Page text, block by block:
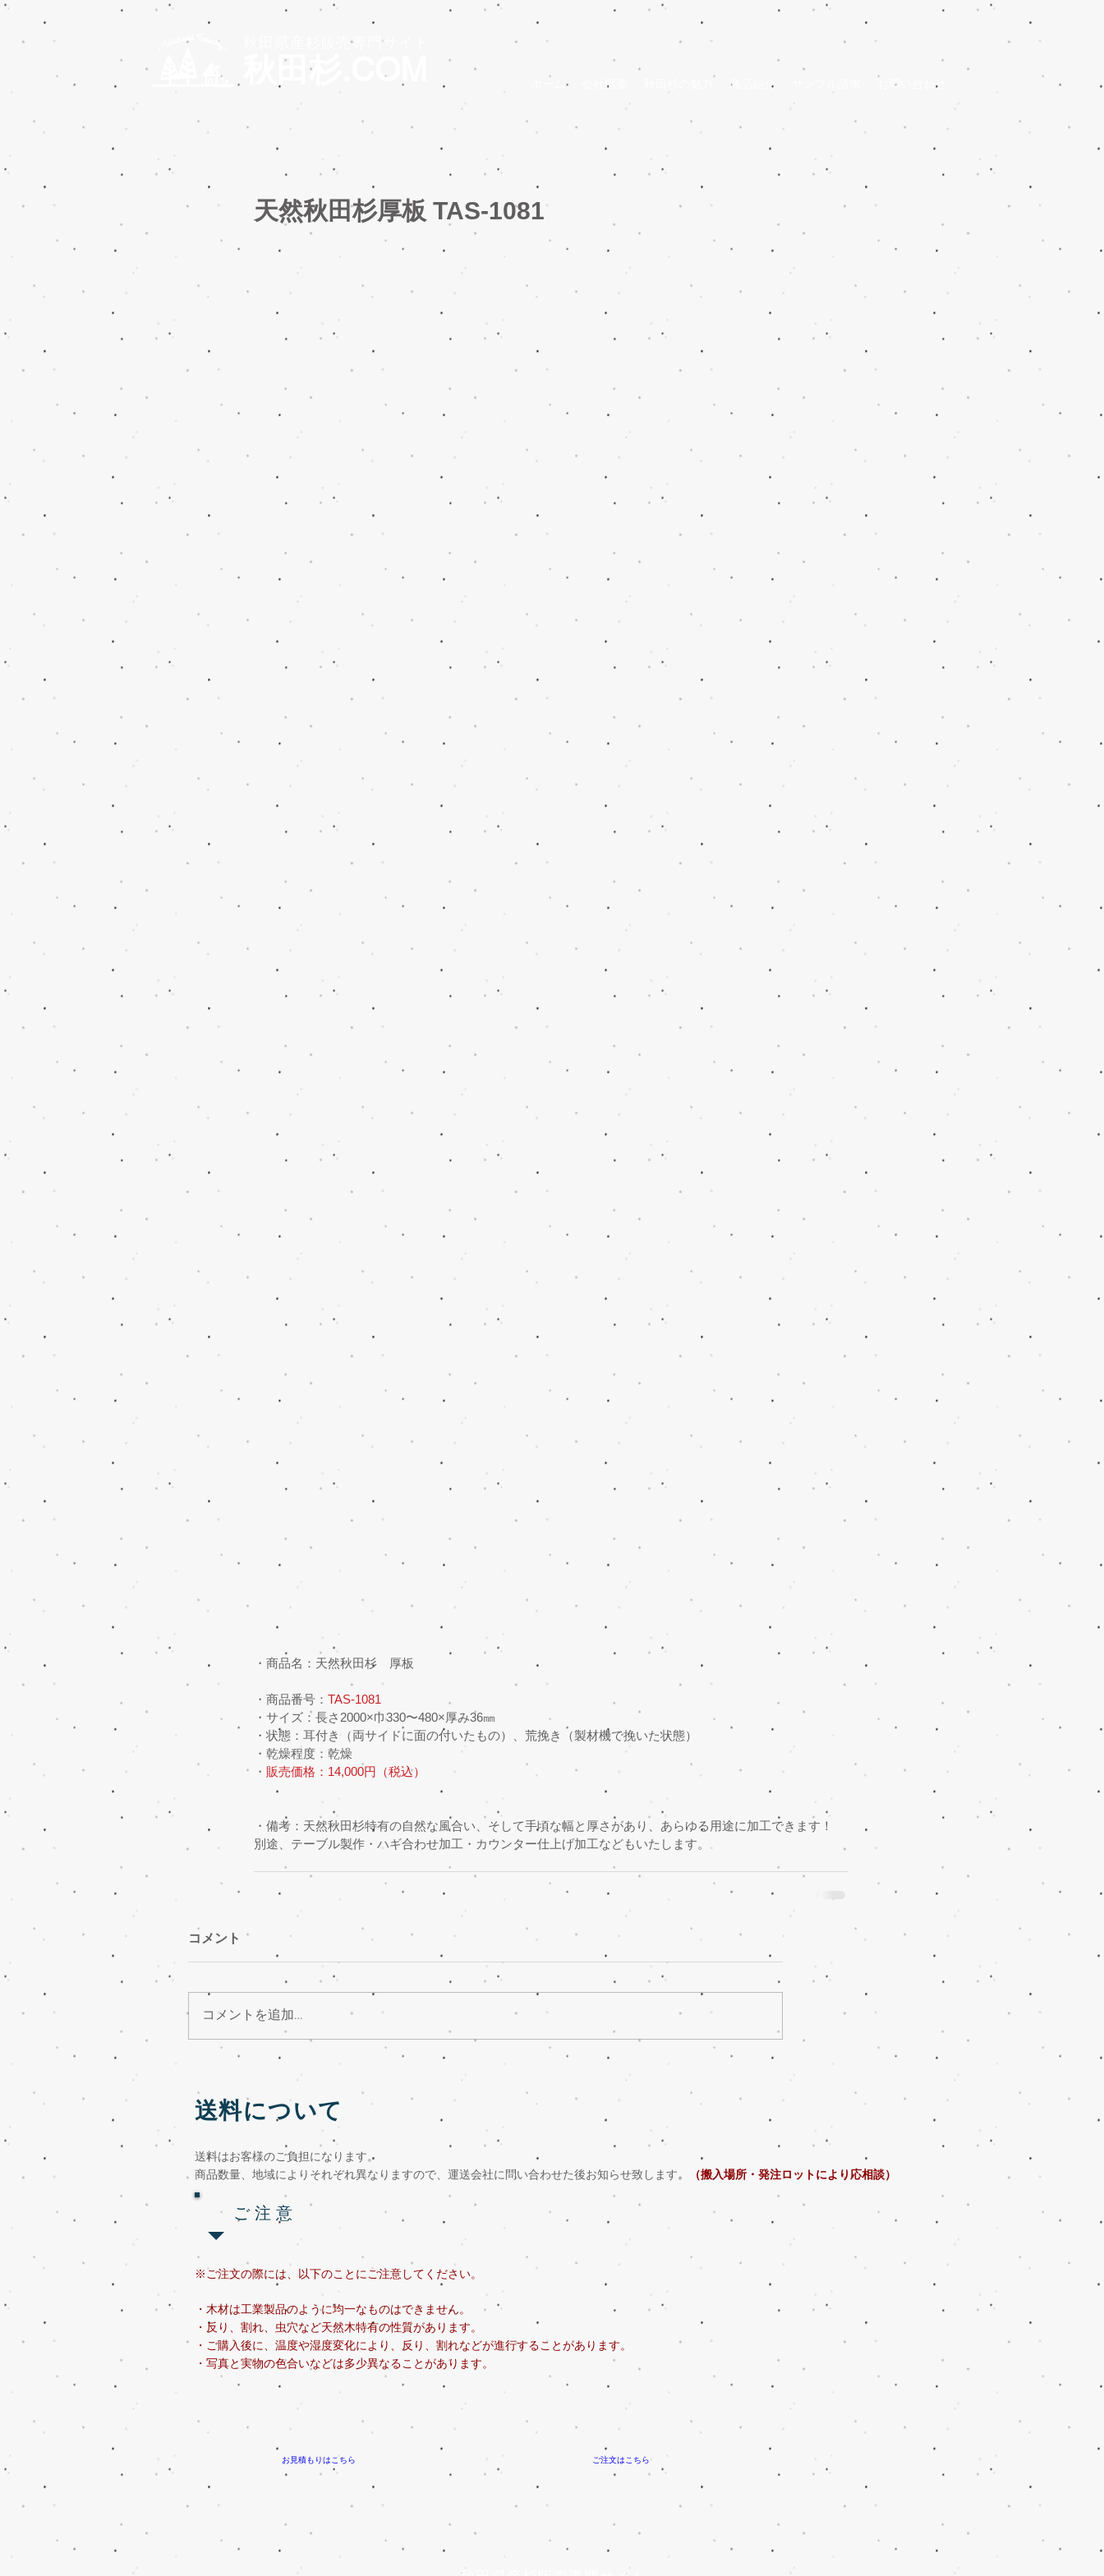
会社概要 商品紹介 お問い合わせ
秋田杉.COM
秋田県産杉販売専門サイト
天然秋田杉厚板 TAS-1081
・商品名：天然秋田杉　厚板
・商品番号： TAS-1081
・サイズ：長さ2000×巾330〜480×厚み36㎜
・状態：耳付き（両サイドに面の付いたもの）、荒挽き（製材機で挽いた状態）
・乾燥程度：乾燥
・ 販売価格：14,000円（税込）
・備考：天然秋田杉特有の自然な風合い、そして手頃な幅と厚さがあり、あらゆる用途に加工できます！
別途、テーブル製作・ハギ合わせ加工・カウンター仕上げ加工などもいたします。
コメント
コメントを追加…
送料について
送料はお客様のご負担になります。
商品数量、地域によりそれぞれ異なりますので、運送会社に問い合わせた後お知らせ致します。
（搬入場所・発注ロットにより応相談）
ご 注 意
※ご注文の際には、以下のことにご注意してください。
・木材は工業製品のように均一なものはできません。
・反り、割れ、虫穴など天然木特有の性質があります。
・ご購入後に、温度や湿度変化により、反り、割れなどが進行することがあります。
​・写真と実物の色合いなどは多少異なることがあります。
お見積もりはこちら ご注文はこちら